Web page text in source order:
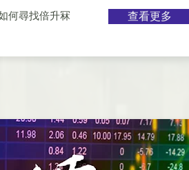
何尋找倍升冧
查看更多